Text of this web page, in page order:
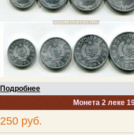
Подробнее
Монета 2 леке
250 руб.